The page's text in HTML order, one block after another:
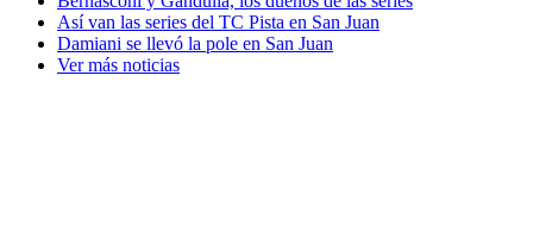
Así van las series del TC Pista en San Juan
Damiani se llevó la pole en San Juan
Ver más noticias